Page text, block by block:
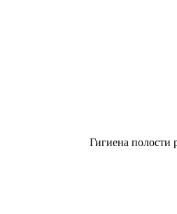
Гигиена полости